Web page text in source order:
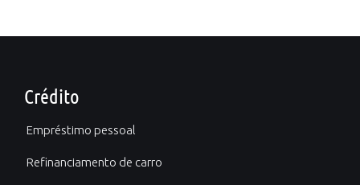
Crédito
Empréstimo pessoal
Refinanciamento de carro